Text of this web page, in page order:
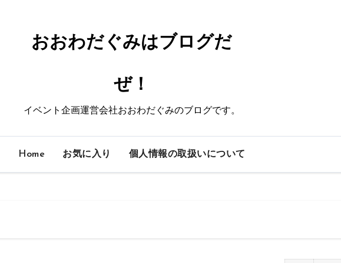
おおわだぐみはブログだ
ぜ！
イベント企画運営会社おおわだぐみのブログです。
Home お気に入り 個人情報の取扱いについて